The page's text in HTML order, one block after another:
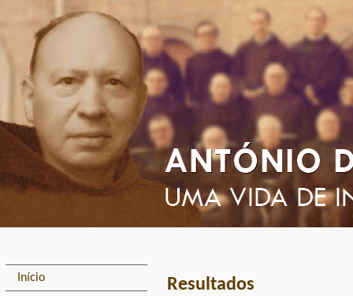
Início Resultados